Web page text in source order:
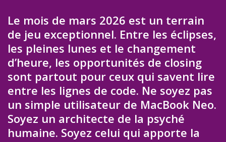
Le mois de mars 2026 est un terrain
de jeu exceptionnel. Entre les éclipses,
les pleines lunes et le changement
d’heure, les opportunités de closing
sont partout pour ceux qui savent lire
entre les lignes de code. Ne soyez pas
un simple utilisateur de MacBook Neo.
Soyez un architecte de la psyché
humaine. Soyez celui qui apporte la